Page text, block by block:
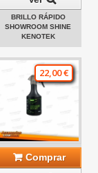
BRILLO RÁPIDO
SHOWROOM SHINE
KENOTEK
22,00 €
Comprar